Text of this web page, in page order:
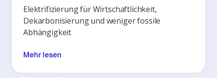
Elektrifizierung für Wirtschaftlichkeit,
Dekarbonisierung und weniger fossile
Abhängigkeit
Mehr lesen